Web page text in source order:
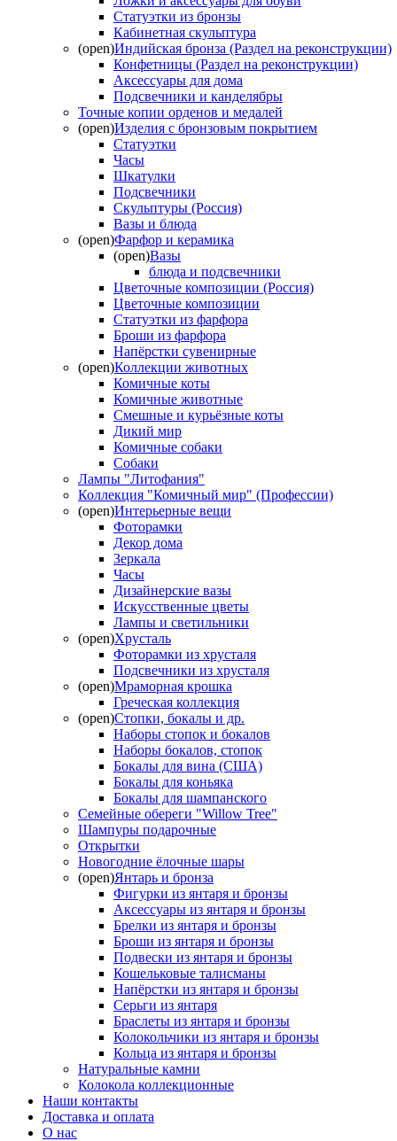
Статуэтки из бронзы
Кабинетная скульптура
(open)Индийская бронза (Раздел на реконструкции)
Конфетницы (Раздел на реконструкции)
Аксессуары для дома
Подсвечники и канделябры
Точные копии орденов и медалей
(open)Изделия с бронзовым покрытием
Статуэтки
Часы
Шкатулки
Подсвечники
Скульптуры (Россия)
Вазы и блюда
(open)Фарфор и керамика
(open)Вазы
блюда и подсвечники
Цветочные композиции (Россия)
Цветочные композиции
Статуэтки из фарфора
Броши из фарфора
Напёрстки сувенирные
(open)Коллекции животных
Комичные коты
Комичные животные
Смешные и курьёзные коты
Дикий мир
Комичные собаки
Собаки
Лампы "Литофания"
Коллекция "Комичный мир" (Профессии)
(open)Интерьерные вещи
Фоторамки
Декор дома
Зеркала
Часы
Дизайнерские вазы
Искусственные цветы
Лампы и светильники
(open)Хрусталь
Фоторамки из хрусталя
Подсвечники из хрусталя
(open)Мраморная крошка
Греческая коллекция
(open)Стопки, бокалы и др.
Наборы стопок и бокалов
Наборы бокалов, стопок
Бокалы для вина (США)
Бокалы для коньяка
Бокалы для шампанского
Семейные обереги "Willow Tree"
Шампуры подарочные
Открытки
Новогодние ёлочные шары
(open)Янтарь и бронза
Фигурки из янтаря и бронзы
Аксессуары из янтаря и бронзы
Брелки из янтаря и бронзы
Броши из янтаря и бронзы
Подвески из янтаря и бронзы
Кошельковые талисманы
Напёрстки из янтаря и бронзы
Серьги из янтаря
Браслеты из янтаря и бронзы
Колокольчики из янтаря и бронзы
Кольца из янтаря и бронзы
Натуральные камни
Колокола коллекционные
Наши контакты
Доставка и оплата
О нас